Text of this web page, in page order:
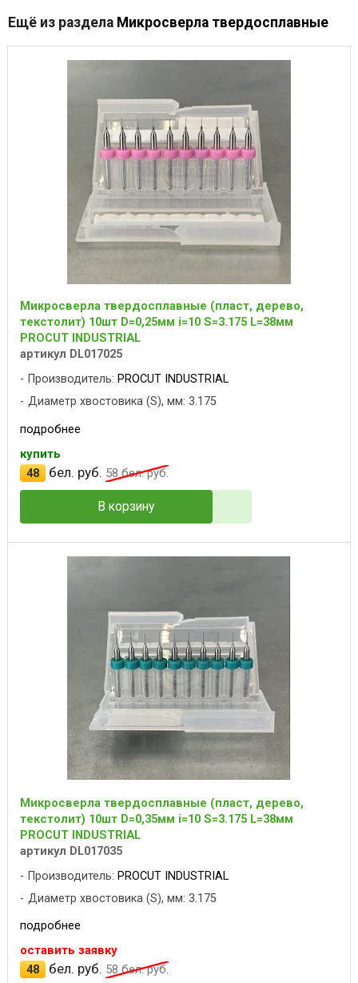
Ещё из раздела Микросверла твердосплавные
Микросверла твердосплавные (пласт, дерево,
текстолит) 10шт D=0,25мм i=10 S=3.175 L=38мм
PROCUT INDUSTRIAL
артикул DL017025
Производитель: PROCUT INDUSTRIAL
Диаметр хвостовика (S), мм: 3.175
подробнее
купить
48
бел. руб. 58бел. руб.
В корзину
Микросверла твердосплавные (пласт, дерево,
текстолит) 10шт D=0,35мм i=10 S=3.175 L=38мм
PROCUT INDUSTRIAL
артикул DL017035
Производитель: PROCUT INDUSTRIAL
Диаметр хвостовика (S), мм: 3.175
подробнее
оставить заявку
48
бел. руб. 58бел. руб.